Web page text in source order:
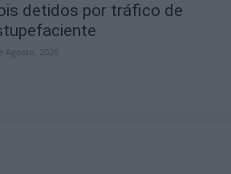
detidos por tráfico de
Agosto, 2026